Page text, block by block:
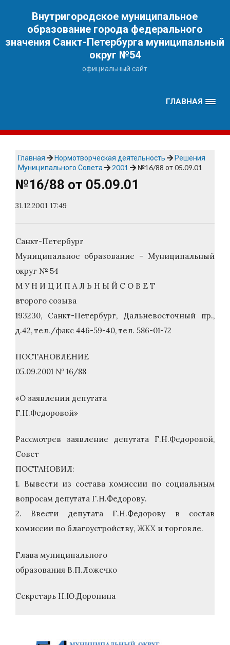
Внутригородское муниципальное
образование города федерального
значения Санкт-Петербурга муниципальный
округ №54
официальный сайт
ГЛАВНАЯ
Главная Нормотворческая деятельность
Решения
Муниципального Совета
2001 №16/88 от 05.09.01
№16/88 от 05.09.01
31.12.2001 17:49
Санкт-Петербург
Муниципальное образование – Муниципальный
округ № 54
М У Н И Ц И П А Л Ь Н Ы Й С О В Е Т
второго созыва
193230, Санкт-Петербург, Дальневосточный пр.,
д.42, тел./факс 446-59-40, тел. 586-01-72
ПОСТАНОВЛЕНИЕ
05.09.2001 № 16/88
«О заявлении депутата
Г.Н.Федоровой»
Рассмотрев заявление депутата Г.Н.Федоровой,
Совет
ПОСТАНОВИЛ:
1. Вывести из состава комиссии по социальным
вопросам депутата Г.Н.Федорову.
2. Ввести депутата Г.Н.Федорову в состав
комиссии по благоустройству, ЖКХ и торговле.
Глава муниципального
образования В.П.Ложечко
Секретарь Н.Ю.Доронина